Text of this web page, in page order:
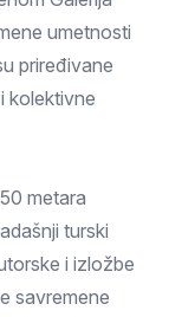
umetnosti
priređivane
kolektivne
metara
turski
i izložbe
savremene